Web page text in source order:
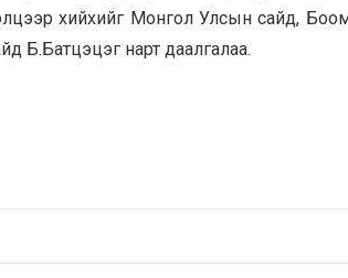
хийхийг Монгол Улсын сайд,
Б.Батцэцэг нарт даалгалаа.